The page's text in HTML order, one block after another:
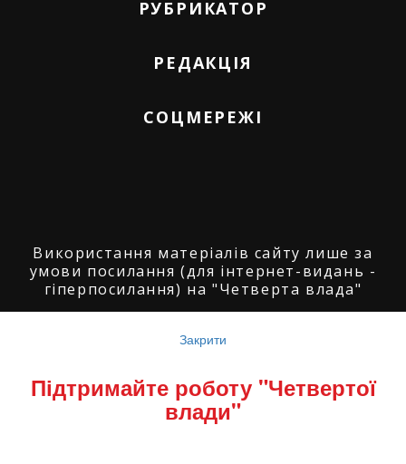
РУБРИКАТОР
РЕДАКЦІЯ
СОЦМЕРЕЖІ
Використання матеріалів сайту лише за
умови посилання (для інтернет-видань -
гіперпосилання) на "Четверта влада"
"Четверта влада": 2008-2026.
Володимир Торбіч: 2008-2026.
SoftGroup
Закрити
Підтримайте роботу "Четвертої
влади"